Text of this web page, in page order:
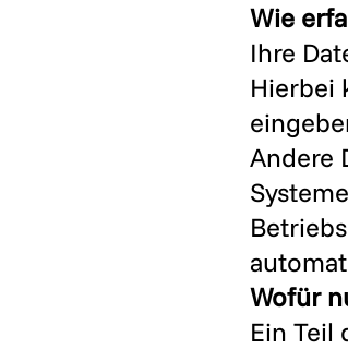
Wie
Ihre
Hierbei
Andere
Wofür
Ein Teil